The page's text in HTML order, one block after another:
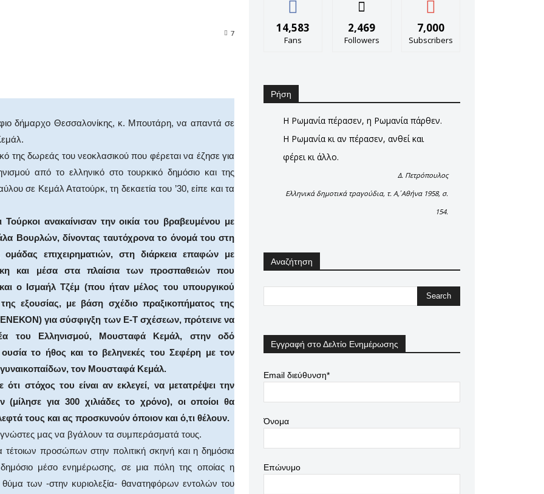
7
δήμαρχο Θεσσαλονίκης, κ. Μπουτάρη, να απαντά σε
δωρεάς του νεοκλασικού που φέρεται να έζησε για
από το ελληνικό στο τουρκικό δημόσιο και της
σε Κεμάλ Ατατούρκ, τη δεκαετία του ’30, είπε και τα
ανακαίνισαν την οικία του βραβευμένου με
Βουρλών, δίνοντας ταυτόχρονα το όνομά του στη
επιχειρηματιών, στη διάρκεια επαφών με
και μέσα στα πλαίσια των προσπαθειών που
ο Ισμαήλ Τζέμ (που ήταν μέλος του υπουργικού
εξουσίας, με βάση σχέδιο πραξικοπήματος της
για σύσφιγξη των Ε-Τ σχέσεων, πρότεινε να
του Ελληνισμού, Μουσταφά Κεμάλ, στην οδό
το ήθος και το βεληνεκές του Σεφέρη με τον
τον Μουσταφά Κεμάλ.
στόχος του είναι αν εκλεγεί, να μετατρέψει την
για 300 χιλιάδες το χρόνο), οι οποίοι θα
τους και ας προσκυνούν όποιον και ό,τι θέλουν.
μας να βγάλουν τα συμπεράσματά τους.
προσώπων στην πολιτική σκηνή και η δημόσια
μέσο ενημέρωσης, σε μια πόλη της οποίας η
θύμα των -στην κυριολεξία- θανατηφόρων εντολών του
14,583
Fans
2,469
Followers
7,000
Subscribers
Ρήση
Η Ρωμανία πέρασεν, η Ρωμανία πάρθεν.
Η Ρωμανία κι αν πέρασεν, ανθεί και
φέρει κι άλλο.
Δ. Πετρόπουλος
Ελληνικά δημοτικά τραγούδια, τ. Α΄, Αθήνα 1958, σ.
154.
Αναζήτηση
Εγγραφή στο Δελτίο Ενημέρωσης
Email διεύθυνση*
Όνομα
Επώνυμο